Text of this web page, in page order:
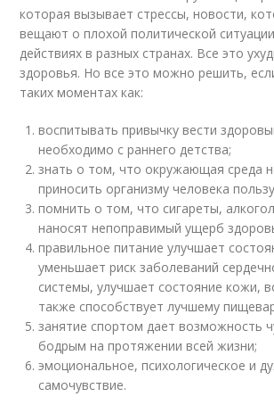
которая вызывает стрессы, новости,
вещают о плохой политической
действиях в разных странах. Все это
здоровья. Но все это можно решить,
таких моментах как:
воспитывать привычку вести
необходимо с раннего детства;
знать о том, что окружающая среда
приносить организму человека
помнить о том, что сигареты,
наносят непоправимый ущерб
правильное питание улучшает
уменьшает риск заболеваний
системы, улучшает состояние кожи,
также способствует лучшему
занятие спортом дает возможность
бодрым на протяжении всей жизни;
эмоциональное, психологическое и
самочувствие.